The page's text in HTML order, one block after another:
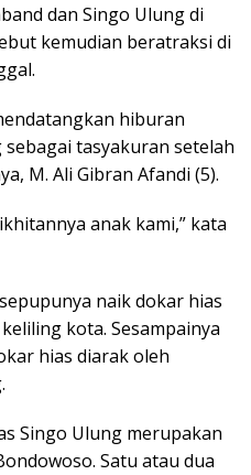
dan Singo Ulung di
kemudian beratraksi di
hiburan
tasyakuran setelah
M. Ali Gibran Afandi (5).
anak kami,” kata
naik dokar hias
kota. Sesampainya
hias diarak oleh
Singo Ulung merupakan
Satu atau dua